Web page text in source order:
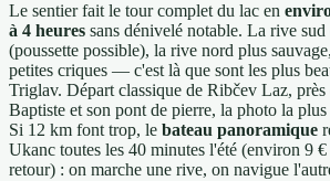
Le sentier fait le tour complet du lac en
à 4 heures sans dénivelé notable. La rive
(poussette possible), la rive nord plus
petites criques — c'est là que sont les plus
Triglav. Départ classique de Ribčev Laz, près
Baptiste et son pont de pierre, la photo la
Si 12 km font trop, le bateau panoramique
Ukanc toutes les 40 minutes l'été (environ 9
retour) : on marche une rive, on navigue